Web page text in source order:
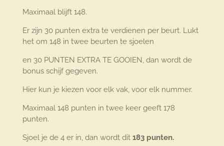
Maximaal blijft 148.
Er zijn 30 punten extra te verdienen per beurt. Lukt
het om 148 in twee beurten te sjoelen
en 30 PUNTEN EXTRA TE GOOIEN, dan wordt de
bonus schijf gegeven.
Hier kun je kiezen voor elk vak, voor elk nummer.
Maximaal 148 punten in twee keer geeft 178
punten.
Sjoel je de 4 er in, dan wordt dit 183 punten.